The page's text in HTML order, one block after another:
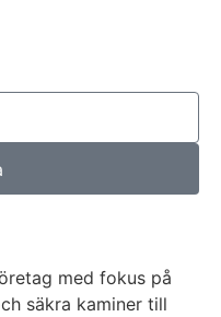
med fokus på
säkra kaminer till